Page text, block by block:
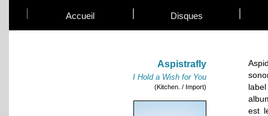
Accueil Disques
Aspistrafly
I Hold a Wish for You
(Kitchen. / Import)
est